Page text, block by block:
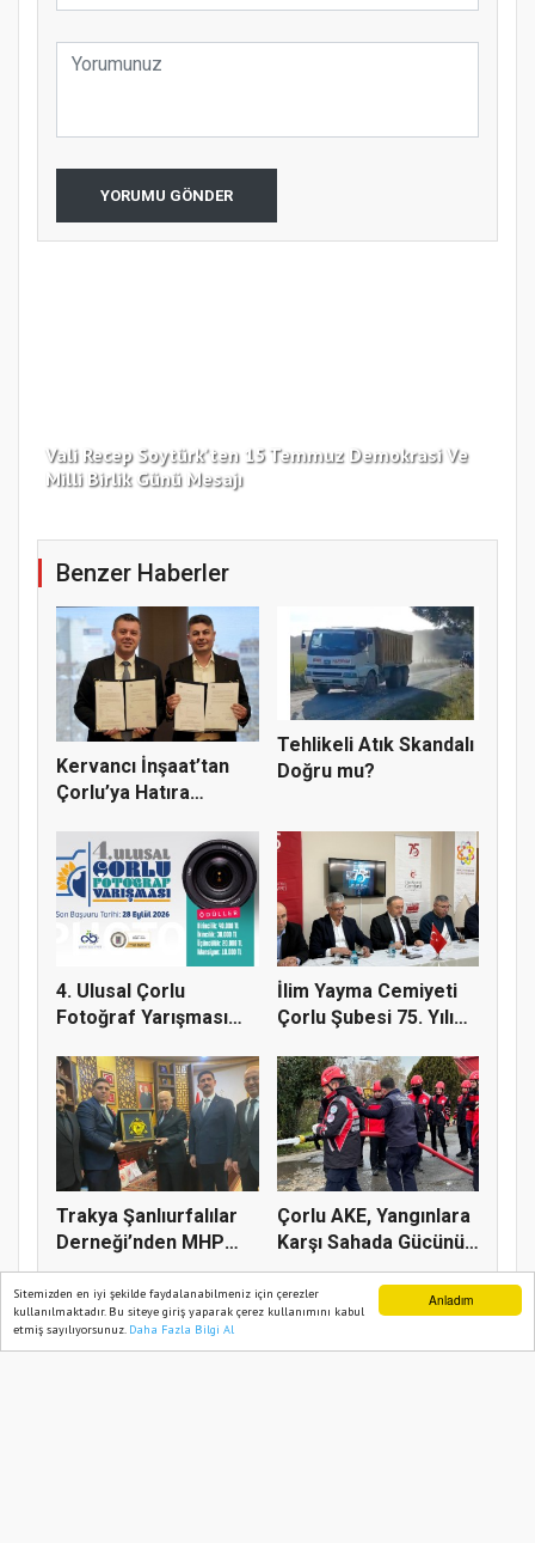
Anladım
Sitemizden en iyi şekilde faydalanabilmeniz için çerezler
kullanılmaktadır. Bu siteye giriş yaparak çerez kullanımını kabul
etmiş sayılıyorsunuz. Daha Fazla Bilgi Al
YORUMU GÖNDER
Vali Recep Soytürk'ten 15 Temmuz Demokrasi Ve
Milli Birlik Günü Mesajı
Benzer Haberler
Kervancı İnşaat’tan
Çorlu’ya Hatıra
Tehlikeli Atık Skandalı
Doğru mu?
4. Ulusal Çorlu
Fotoğraf Yarışması
İlim Yayma Cemiyeti
Çorlu Şubesi 75. Yılı
Trakya Şanlıurfalılar
Derneği’nden MHP
Genel...
Çorlu AKE, Yangınlara
Karşı Sahada Gücünü
Art...
Ana Sayfa Web TV